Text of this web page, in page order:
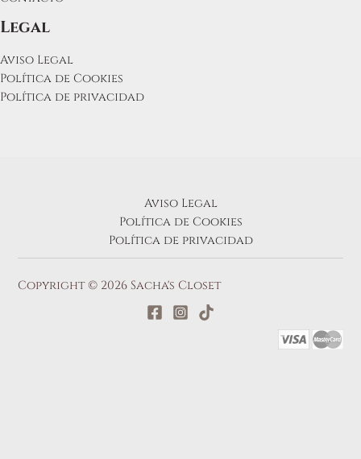
Legal
Aviso Legal
Política de Cookies
Política de privacidad
Aviso Legal
Política de Cookies
Política de privacidad
Copyright © 2026 Sacha's Closet